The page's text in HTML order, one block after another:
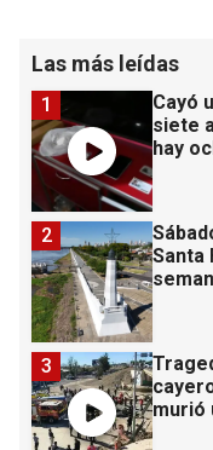
Las más leídas
Cayó
siete
hay
1
Santa
2
murió
3